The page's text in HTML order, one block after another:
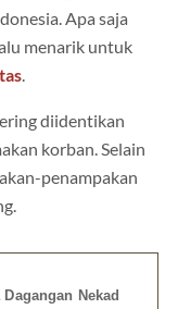
Apa saja
menarik untuk
.
diidentikan
korban. Selain
penampakan
Nekad